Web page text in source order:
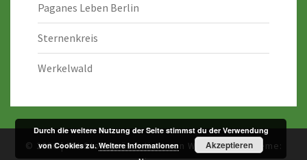
Paganes Leben Berlin
Sternenkreis
Werkelwald
© 2026|Mit Stolz präsentiert von WordPress |Theme:
Durch die weitere Nutzung der Seite stimmst du der Verwendung
von Cookies zu.Weitere Informationen Akzeptieren